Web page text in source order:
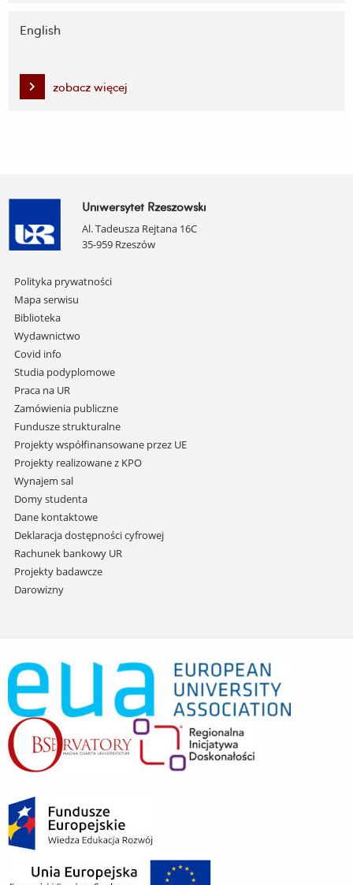
English
zobacz więcej
Uniwersytet Rzeszowski
Al. Tadeusza Rejtana 16C
35-959 Rzeszów
Pomiń
nawigację
i
przejdź
do
treści
Polityka prywatności
Mapa serwisu
Biblioteka
Wydawnictwo
Covid info
Studia podyplomowe
Praca na UR
Zamówienia publiczne
Fundusze strukturalne
Projekty współfinansowane przez UE
Projekty realizowane z KPO
Wynajem sal
Domy studenta
Dane kontaktowe
Deklaracja dostępności cyfrowej
Rachunek bankowy UR
Projekty badawcze
Darowizny